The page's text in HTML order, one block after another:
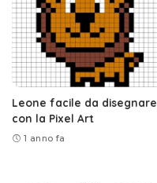
Leone facile da disegnare
con la Pixel Art
1 anno fa